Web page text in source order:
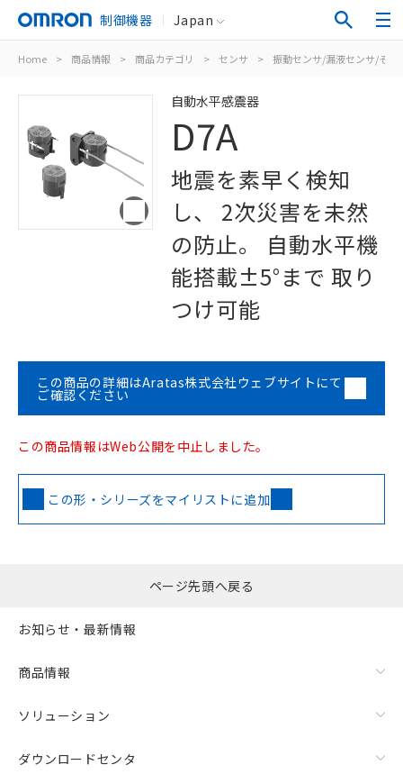
制御機器 Japan
Home > 商品情報 > 商品カテゴリ > センサ > 振動センサ/漏液センサ/その
自動水平感震器
D7A
地震を素早く検知
し、 2次災害を未然
の防止。 自動水平機
能搭載±5°まで 取り
つけ可能
この商品の詳細はAratas株式会社ウェブサイトにて
ご確認ください
この商品情報はWeb公開を中止しました。
この形・シリーズをマイリストに追加
ページ先頭へ戻る
お知らせ・最新情報
商品情報
ソリューション
ダウンロードセンタ